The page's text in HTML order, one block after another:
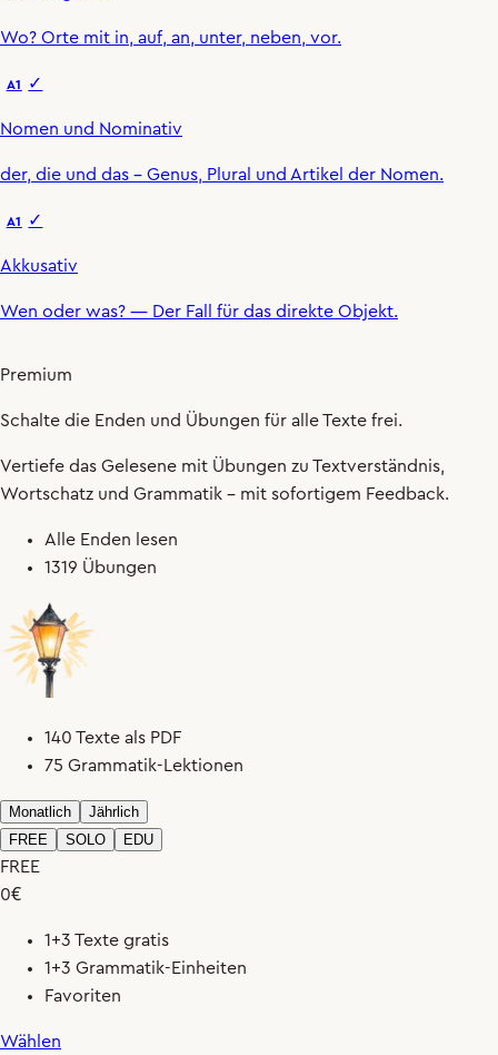
Wo? Orte mit in, auf, an, unter, neben, vor.
A1 ✓
Nomen und Nominativ
der, die und das – Genus, Plural und Artikel der Nomen.
A1 ✓
Akkusativ
Wen oder was? — Der Fall für das direkte Objekt.
Premium
Schalte die Enden und Übungen für alle Texte frei.
Vertiefe das Gelesene mit Übungen zu Textverständnis,
Wortschatz und Grammatik – mit sofortigem Feedback.
Alle Enden lesen
1319 Übungen
140 Texte als PDF
75 Grammatik-Lektionen
Monatlich
Jährlich
FREE
SOLO EDU
FREE
0€
1+3 Texte gratis
1+3 Grammatik-Einheiten
Favoriten
Wählen